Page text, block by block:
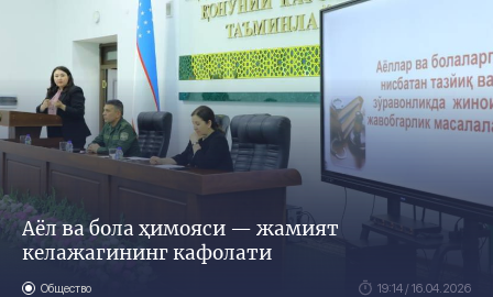
Аёл ва бола ҳимояси — жамият
келажагининг кафолати
Общество 19:14 / 16.04.2026